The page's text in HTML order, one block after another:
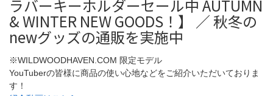
ラバーキーホルダーセール中 AUTUMN
& WINTER NEW GOODS！】 ／ 秋冬の
newグッズの通販を実施中
※WILDWOODHAVEN.COM 限定モデル
YouTuberの皆様に商品の使い心地などをご紹介いただいておりま
す！